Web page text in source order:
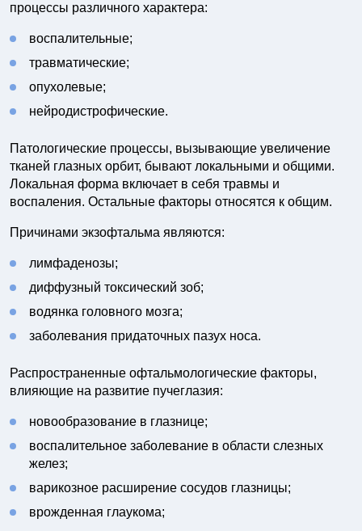
процессы различного характера:
воспалительные;
травматические;
опухолевые;
нейродистрофические.
Патологические процессы, вызывающие увеличение
тканей глазных орбит, бывают локальными и общими.
Локальная форма включает в себя травмы и
воспаления. Остальные факторы относятся к общим.
Причинами экзофтальма являются:
лимфаденозы;
диффузный токсический зоб;
водянка головного мозга;
заболевания придаточных пазух носа.
Распространенные офтальмологические факторы,
влияющие на развитие пучеглазия:
новообразование в глазнице;
воспалительное заболевание в области слезных
желез;
варикозное расширение сосудов глазницы;
врожденная глаукома;